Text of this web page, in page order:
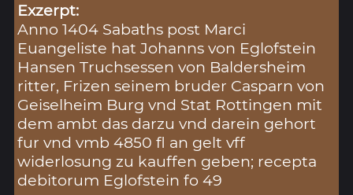
Exzerpt:
Anno 1404 Sabaths post Marci
Euangeliste hat Johanns von Eglofstein
Hansen Truchsessen von Baldersheim
ritter, Frizen seinem bruder Casparn von
Geiselheim Burg vnd Stat Rottingen mit
dem ambt das darzu vnd darein gehort
fur vnd vmb 4850 fl an gelt vff
widerlosung zu kauffen geben; recepta
debitorum Eglofstein fo 49